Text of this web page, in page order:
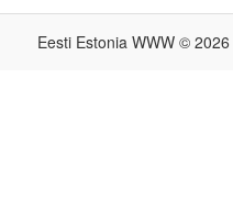
Eesti Estonia WWW © 2026